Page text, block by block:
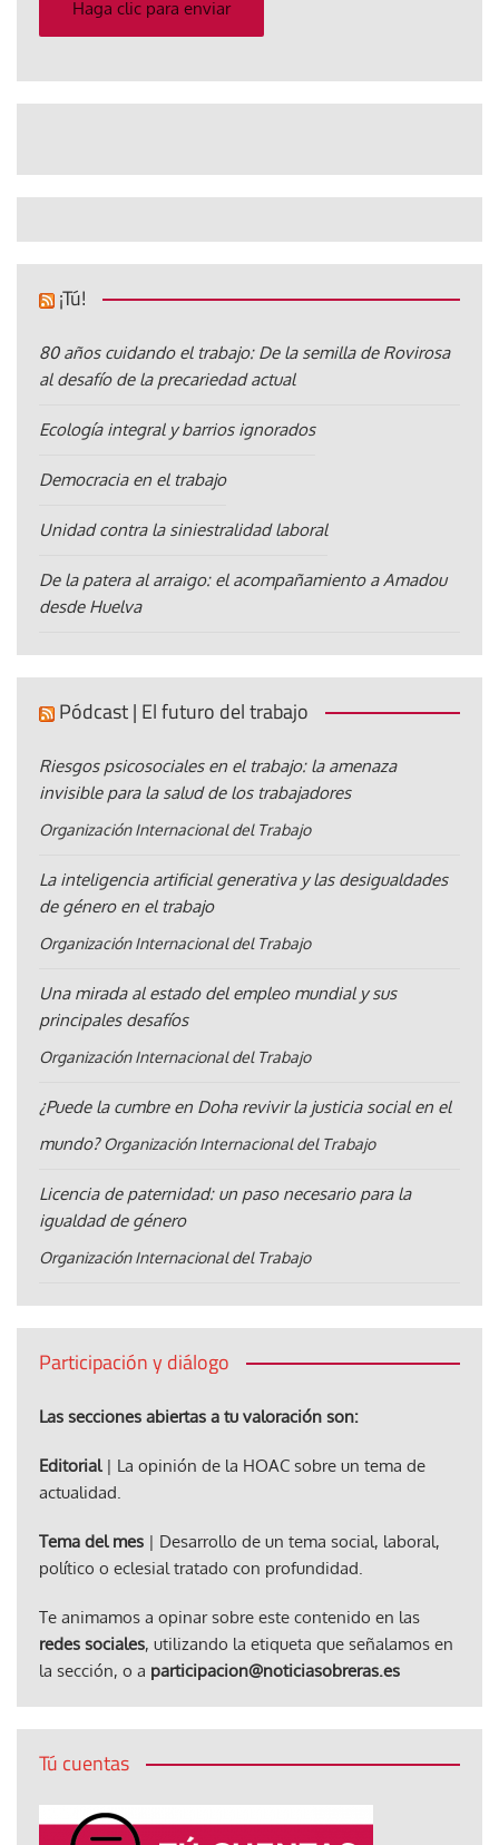
Haga clic para enviar
¡Tú!
80 años cuidando el trabajo: De la semilla de Rovirosa
al desafío de la precariedad actual
Ecología integral y barrios ignorados
Democracia en el trabajo
Unidad contra la siniestralidad laboral
De la patera al arraigo: el acompañamiento a Amadou
desde Huelva
Pódcast | El futuro del trabajo
Riesgos psicosociales en el trabajo: la amenaza
invisible para la salud de los trabajadores
Organización Internacional del Trabajo
La inteligencia artificial generativa y las desigualdades
de género en el trabajo
Organización Internacional del Trabajo
Una mirada al estado del empleo mundial y sus
principales desafíos
Organización Internacional del Trabajo
¿Puede la cumbre en Doha revivir la justicia social en el
mundo? Organización Internacional del Trabajo
Licencia de paternidad: un paso necesario para la
igualdad de género
Organización Internacional del Trabajo
Participación y diálogo
Las secciones abiertas a tu valoración son:
Editorial| La opinión de la HOAC sobre un tema de
actualidad.
Tema del mes | Desarrollo de un tema social, laboral,
político o eclesial tratado con profundidad.
Te animamos a opinar sobre este contenido en las
redes sociales, utilizando la etiqueta que señalamos en
la sección, o a participacion@noticiasobreras.es
Tú cuentas